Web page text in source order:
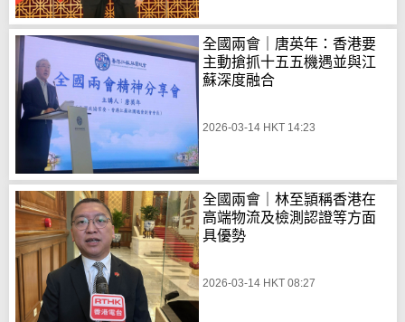
全國兩會｜唐英年：香港要
主動搶抓十五五機遇並與江
蘇深度融合
2026-03-14 HKT 14:23
全國兩會｜林至頴稱香港在
高端物流及檢測認證等方面
具優勢
2026-03-14 HKT 08:27